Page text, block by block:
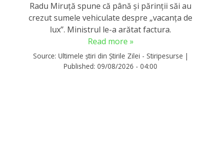
Radu Miruță spune că până și părinții săi au
crezut sumele vehiculate despre „vacanța de
lux”. Ministrul le-a arătat factura.
Read more »
Source: Ultimele știri din Știrile Zilei - Stiripesurse |
Published: 09/08/2026 - 04:00